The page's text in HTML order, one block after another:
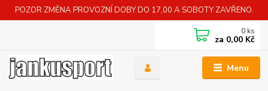
POZOR ZMĚNA PROVOZNÍ DOBY DO 17,00 A SOBOTY ZAVŘENO.
Menu
0 ks
za 0,00 Kč